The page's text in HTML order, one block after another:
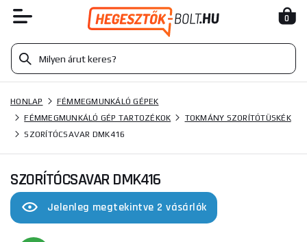
0
HONLAP
FÉMMEGMUNKÁLÓ GÉPEK
FÉMMEGMUNKÁLÓ GÉP TARTOZÉKOK
TOKMÁNY SZORÍTÓTÜSKÉK
SZORÍTÓCSAVAR DMK416
SZORÍTÓCSAVAR DMK416
Jelenleg megtekintve 2 vásárlók